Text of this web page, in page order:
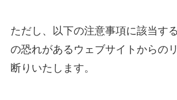
ただし、以下の注意事項に該当す
の恐れがあるウェブサイトからの
断りいたします。